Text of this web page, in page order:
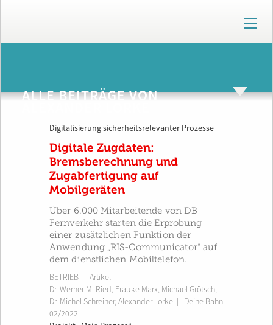
T
o
g
n
ALLE BEITRÄGE VON
Digitalisierung sicherheitsrelevanter Prozesse
Digitale Zugdaten:
Bremsberechnung und
Zugabfertigung auf
Mobilgeräten
Über 6.000 Mitarbeitende von DB
Fernverkehr starten die Erprobung
einer zusätzlichen Funktion der
Anwendung „RIS-Communicator“ auf
dem dienstlichen Mobiltelefon.
BETRIEB | Artikel
Dr. Werner M. Ried, Frauke Marx, Michael Grötsch,
Dr. Michel Schreiner,Alexander Lorke
Deine Bahn
02/2022